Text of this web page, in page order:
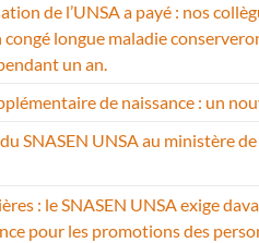
de l’UNSA a payé : nos
congé longue maladie
un an.
de naissance : un
SNASEN UNSA au ministère
: le SNASEN UNSA exige
pour les promotions des